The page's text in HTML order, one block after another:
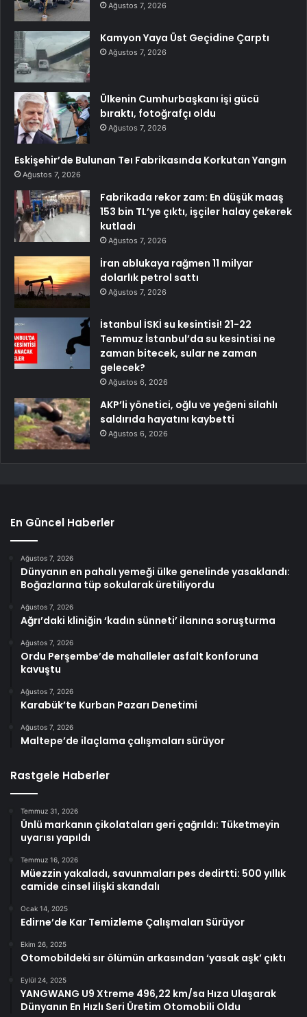
Ağustos 7, 2026
Kamyon Yaya Üst Geçidine Çarptı
Ağustos 7, 2026
Ülkenin Cumhurbaşkanı işi gücü
bıraktı, fotoğrafçı oldu
Ağustos 7, 2026
Eskişehir’de Bulunan Teı Fabrikasında Korkutan Yangın
Ağustos 7, 2026
Fabrikada rekor zam: En düşük maaş
153 bin TL’ye çıktı, işçiler halay çekerek
kutladı
Ağustos 7, 2026
İran ablukaya rağmen 11 milyar
dolarlık petrol sattı
Ağustos 7, 2026
İstanbul İSKİ su kesintisi! 21-22
Temmuz İstanbul’da su kesintisi ne
zaman bitecek, sular ne zaman
gelecek?
Ağustos 6, 2026
AKP’li yönetici, oğlu ve yeğeni silahlı
saldırıda hayatını kaybetti
Ağustos 6, 2026
En Güncel Haberler
Ağustos 7, 2026
Dünyanın en pahalı yemeği ülke genelinde yasaklandı:
Boğazlarına tüp sokularak üretiliyordu
Ağustos 7, 2026
Ağrı’daki kliniğin ‘kadın sünneti’ ilanına soruşturma
Ağustos 7, 2026
Ordu Perşembe’de mahalleler asfalt konforuna
kavuştu
Ağustos 7, 2026
Karabük’te Kurban Pazarı Denetimi
Ağustos 7, 2026
Maltepe’de ilaçlama çalışmaları sürüyor
Rastgele Haberler
Temmuz 31, 2026
Ünlü markanın çikolataları geri çağrıldı: Tüketmeyin
uyarısı yapıldı
Temmuz 16, 2026
Müezzin yakaladı, savunmaları pes dedirtti: 500 yıllık
camide cinsel ilişki skandalı
Ocak 14, 2025
Edirne’de Kar Temizleme Çalışmaları Sürüyor
Ekim 26, 2025
Otomobildeki sır ölümün arkasından ‘yasak aşk’ çıktı
Eylül 24, 2025
YANGWANG U9 Xtreme 496,22 km/sa Hıza Ulaşarak
Dünyanın En Hızlı Seri Üretim Otomobili Oldu